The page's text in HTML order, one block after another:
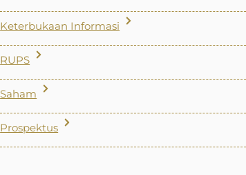
Keterbukaan Informasi
RUPS
Saham
Prospektus